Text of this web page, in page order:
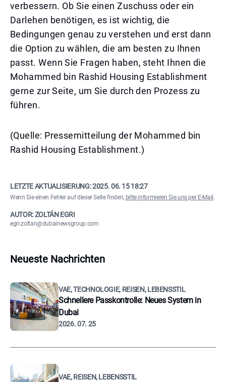
verbessern. Ob Sie einen Zuschuss oder ein
Darlehen benötigen, es ist wichtig, die
Bedingungen genau zu verstehen und erst dann
die Option zu wählen, die am besten zu Ihnen
passt. Wenn Sie Fragen haben, steht Ihnen die
Mohammed bin Rashid Housing Establishment
gerne zur Seite, um Sie durch den Prozess zu
führen.
(Quelle: Pressemitteilung der Mohammed bin
Rashid Housing Establishment.)
LETZTE AKTUALISIERUNG:2025. 06. 15 18:27
Wenn Sie einen Fehler auf dieser Seite finden, bitte informieren Sie uns per E-Mail .
AUTOR: ZOLTÁN EGRI
egri.zoltan@dubainewsgroup.com
Neueste Nachrichten
VAE, TECHNOLOGIE, REISEN, LEBENSSTIL
Schnellere Passkontrolle: Neues System in
Dubai
2026. 07. 25
VAE, REISEN, LEBENSSTIL